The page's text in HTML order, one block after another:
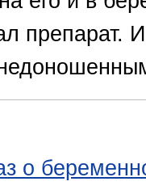
препарат.
о